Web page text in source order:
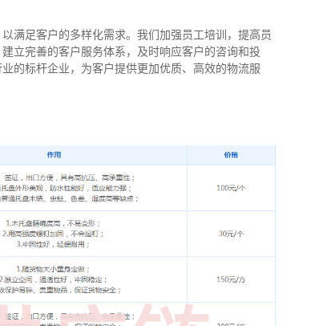
满足客户的多样化需求。我们加强员工培训，提高员
立完善的客户服务体系，及时响应客户的咨询和投
的标杆企业，为客户提供更加优质、高效的物流服